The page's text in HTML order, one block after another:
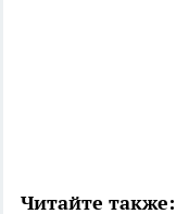
Читайте также: